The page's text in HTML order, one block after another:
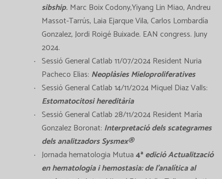
sibship. Marc Boix Codony,Yiyang Lin Miao, Andreu
Massot-Tarrús, Laia Ejarque Vila, Carlos Lombardía
Gonzalez, Jordi Roigé Buixade. EAN congress. Juny
2024.
Sessió General Catlab 11/07/2024 Resident Nuria
Pacheco Elias: Neoplàsies Mieloproliferatives
Sessió General Catlab 14/11/2024 Miquel Diaz Valls:
Estomatocitosi hereditària
Sessió General Catlab 28/11/2024 Resident María
Gonzalez Boronat: Interpretació dels scategrames
dels analitzadors Sysmex®
Jornada hematologia Mutua4ªedició Actualització
en hematologia i hemostasia: de l’analítica al